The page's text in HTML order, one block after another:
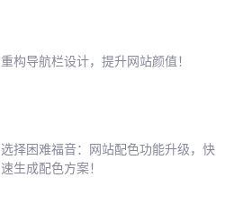
重构导航栏设计，提升网站颜值！
选择困难福音：网站配色功能升级，快
速生成配色方案！